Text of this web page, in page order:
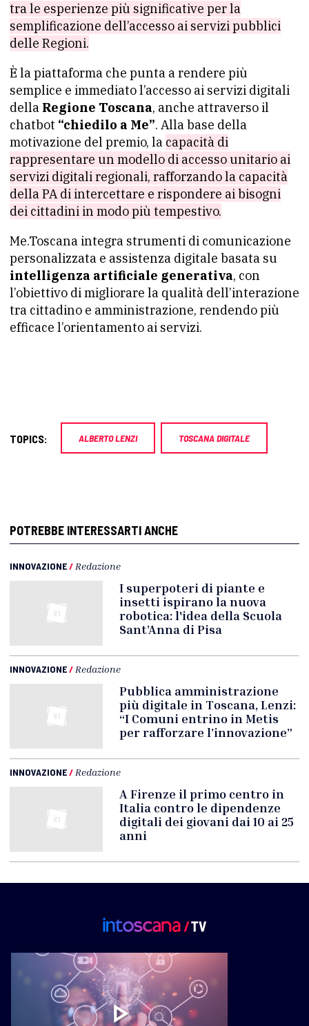
tra le esperienze più significative per la
semplificazione dell’accesso ai servizi pubblici
delle Regioni.
È la piattaforma che punta a rendere più
semplice e immediato l’accesso ai servizi digitali
della Regione Toscana, anche attraverso il
chatbot “chiedilo a Me”. Alla base della
motivazione del premio, la capacità di
rappresentare un modello di accesso unitario ai
servizi digitali regionali, rafforzando la capacità
della PA di intercettare e rispondere ai bisogni
dei cittadini in modo più tempestivo.
Me.Toscana integra strumenti di comunicazione
personalizzata e assistenza digitale basata su
intelligenza artificiale generativa, con
l’obiettivo di migliorare la qualità dell’interazione
tra cittadino e amministrazione, rendendo più
efficace l’orientamento ai servizi.
TOPICS: ALBERTO LENZI TOSCANA DIGITALE
POTREBBE INTERESSARTI ANCHE
INNOVAZIONE/ Redazione
I superpoteri di piante e
insetti ispirano la nuova
robotica: l'idea della Scuola
Sant’Anna di Pisa
INNOVAZIONE/ Redazione
Pubblica amministrazione
più digitale in Toscana, Lenzi:
“I Comuni entrino in Metis
per rafforzare l’innovazione”
INNOVAZIONE/ Redazione
A Firenze il primo centro in
Italia contro le dipendenze
digitali dei giovani dai 10 ai 25
anni